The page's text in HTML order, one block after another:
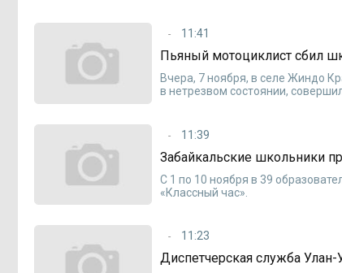
11:41
Пьяный мотоциклист сбил
Вчера, 7 ноября, в селе Жиндо
в нетрезвом состоянии,
11:39
Забайкальские школьники
С 1 по 10 ноября в 39
«Классный час».
11:23
Диспетчерская служба Улан-